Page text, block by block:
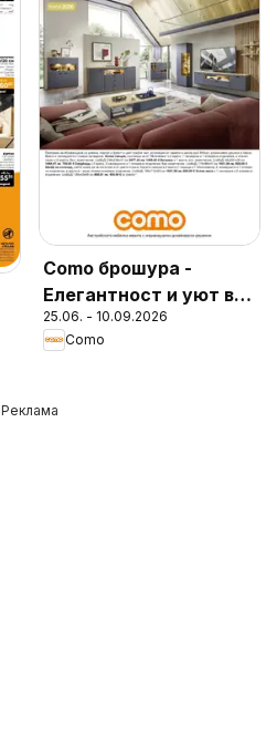
Como брошура -
Елегантност и уют в
модерния дом
25.06. - 10.09.2026
Como
Реклама